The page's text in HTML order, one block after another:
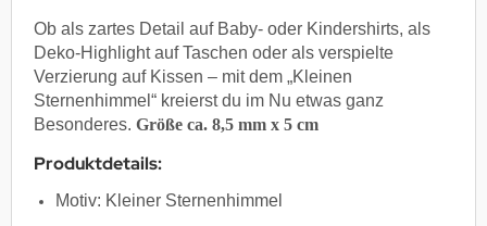
Ob als zartes Detail auf Baby- oder Kindershirts, als
Deko-Highlight auf Taschen oder als verspielte
Verzierung auf Kissen – mit dem „Kleinen
Sternenhimmel“ kreierst du im Nu etwas ganz
Besonderes. Größe ca. 8,5 mm x 5 cm
Produktdetails:
Motiv: Kleiner Sternenhimmel